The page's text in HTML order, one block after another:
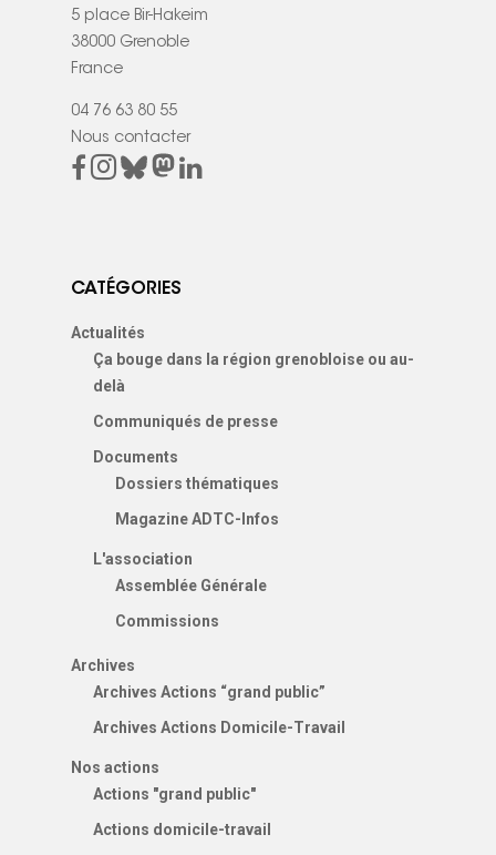
5 place Bir-Hakeim
38000 Grenoble
France
04 76 63 80 55
Nous contacter
CATÉGORIES
Actualités
Ça bouge dans la région grenobloise ou au-
delà
Communiqués de presse
Documents
Dossiers thématiques
Magazine ADTC-Infos
L'association
Assemblée Générale
Commissions
Archives
Archives Actions “grand public”
Archives Actions Domicile-Travail
Nos actions
Actions "grand public"
Actions domicile-travail